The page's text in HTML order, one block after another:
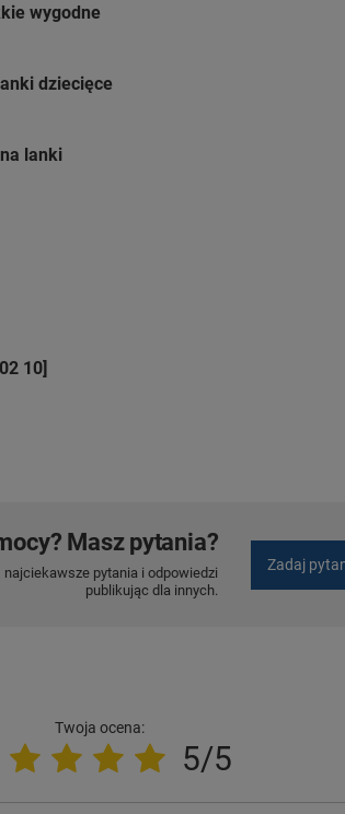
wygodne
dziecięce
lanki
10]
Masz pytania?
pytania i odpowiedzi
publikując dla innych.
Zadaj
Twoja ocena:
5/5